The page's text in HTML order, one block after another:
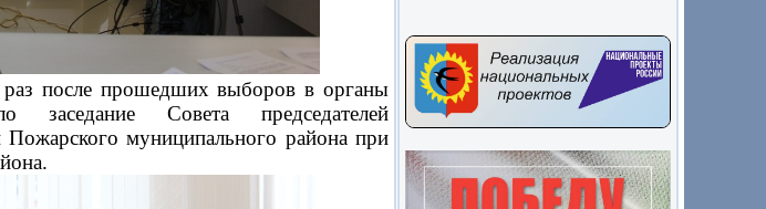
после прошедших выборов в органы
заседание Совета председателей
муниципального района при